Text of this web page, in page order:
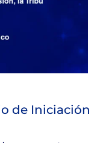
de Iniciación